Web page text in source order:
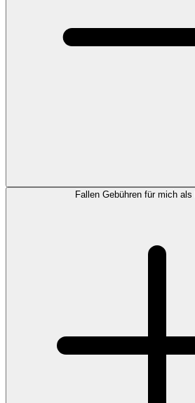
Fallen Gebühren für mich